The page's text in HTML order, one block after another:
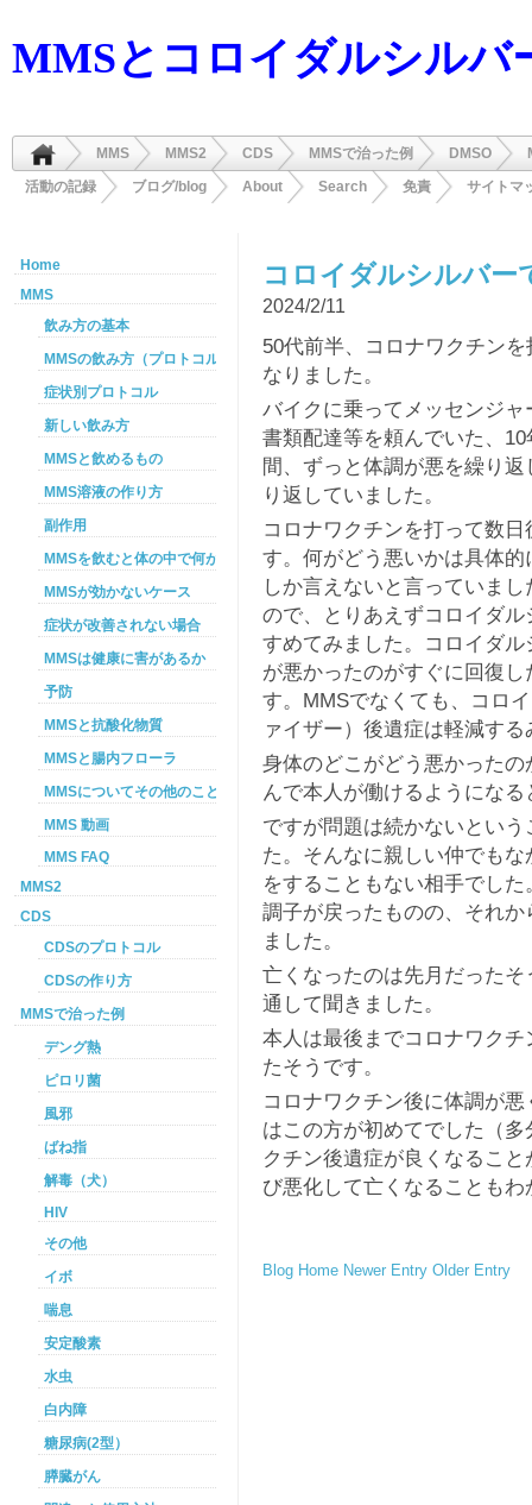
MMSとコロイダルシルバ
MMS MMS2 CDS MMSで治った例 DMSO
活動の記録
ブログ/blog About Search 免責 サイトマ
コロイダルシルバー
2024/2/11
50代前半、コロナワクチン
なりました。
バイクに乗ってメッセンジ
書類配達等を頼んでいた、
間、ずっと体調が悪を繰り
り返していました。
コロナワクチンを打って数
す。何がどう悪いかは具体
しか言えないと言っていま
ので、とりあえずコロイダ
すめてみました。コロイダ
が悪かったのがすぐに回復
す。MMSでなくても、コロ
ァイザー）後遺症は軽減す
身体のどこがどう悪かった
んで本人が働けるようにな
ですが問題は続かないとい
た。そんなに親しい仲でも
をすることもない相手でし
調子が戻ったものの、それ
ました。
亡くなったのは先月だった
通して聞きました。
本人は最後までコロナワク
たそうです。
コロナワクチン後に体調が
はこの方が初めてでした（
クチン後遺症が良くなるこ
び悪化して亡くなることもわ
Blog Home Newer Entry Older Entry
Home
MMS
飲み方の基本
MMSの飲み方（プロトコル）
症状別プロトコル
新しい飲み方
MMSと飲めるもの
MMS溶液の作り方
副作用
MMSを飲むと体の中で何が起こるか
MMSが効かないケース
症状が改善されない場合
MMSは健康に害があるか
予防
MMSと抗酸化物質
MMSと腸内フローラ
MMSについてその他のこと
MMS 動画
MMS FAQ
MMS2
CDS
CDSのプロトコル
CDSの作り方
MMSで治った例
デング熱
ピロリ菌
風邪
ばね指
解毒（犬）
HIV
その他
イボ
喘息
安定酸素
水虫
白内障
糖尿病(2型）
膵臓がん